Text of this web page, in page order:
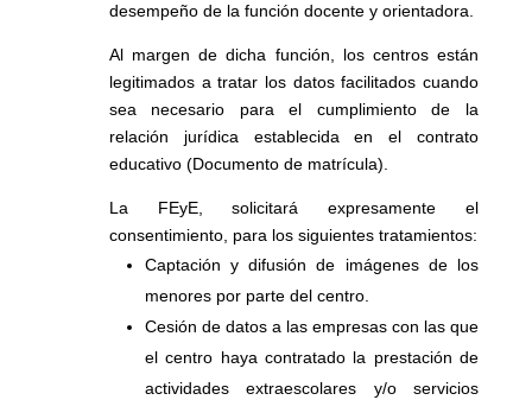
desempeño de la función docente y orientadora.
Al margen de dicha función, los centros están
legitimados a tratar los datos facilitados cuando
sea necesario para el cumplimiento de la
relación jurídica establecida en el contrato
educativo (Documento de matrícula).
La FEyE, solicitará expresamente el
consentimiento, para los siguientes tratamientos:
Captación y difusión de imágenes de los
menores por parte del centro.
Cesión de datos a las empresas con las que
el centro haya contratado la prestación de
actividades extraescolares y/o servicios